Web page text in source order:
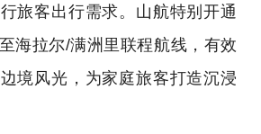
旅客出行需求。山航特别开通
海拉尔/满洲里联程航线，有效
境风光，为家庭旅客打造沉浸